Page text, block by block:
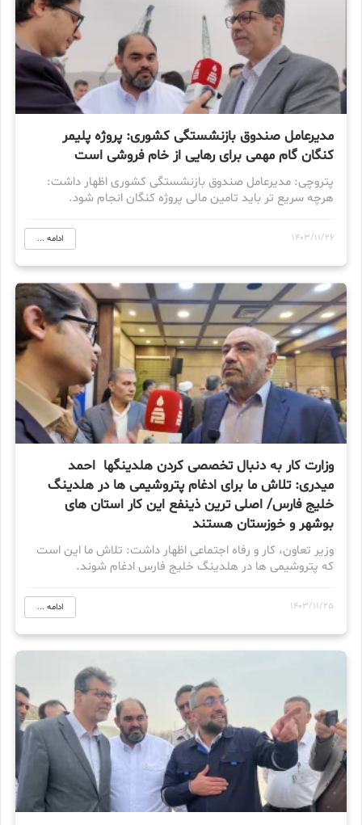
مدیرعامل صندوق بازنشستگی کشوری: پروژه پلیمر
کنگان گام مهمی برای رهایی از خام فروشی است
پتروچی: مدیرعامل صندوق بازنشستگی کشوری اظهار داشت:
هرچه سریع تر باید تامین مالی پروژه کنگان انجام شود.
1403/11/26 ادامه ...
وزارت کار به دنبال تخصصی کردن هلدینگها احمد
میدری: تلاش ما برای ادغام پتروشیمی ها در هلدینگ
خلیج فارس/ اصلی ترین ذینفع این کار استان های
بوشهر و خوزستان هستند
وزیر تعاون، کار و رفاه اجتماعی اظهار داشت: تلاش ما این است
که پتروشیمی ها در هلدینگ خلیج فارس ادغام شوند.
1403/11/25 ادامه ...